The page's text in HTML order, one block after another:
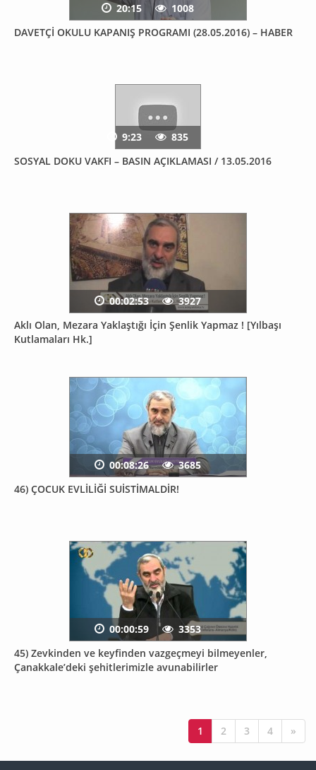
DAVETÇİ OKULU KAPANIŞ PROGRAMI (28.05.2016) – HABER
20:15 1008
SOSYAL DOKU VAKFI – BASIN AÇIKLAMASI / 13.05.2016
9:23 835
Aklı Olan, Mezara Yaklaştığı İçin Şenlik Yapmaz ! [Yılbaşı
Kutlamaları Hk.]
00:02:53 3927
46) ÇOCUK EVLİLİĞİ SUİSTİMALDİR!
00:08:26 3685
45) Zevkinden ve keyfinden vazgeçmeyi bilmeyenler,
Çanakkale’deki şehitlerimizle avunabilirler
00:00:59 3353
1 2 3 4 »